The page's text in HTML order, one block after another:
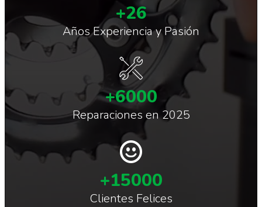
+26
Años Experiencia y Pasión
+6000
Reparaciones en 2025
+15000
Clientes Felices